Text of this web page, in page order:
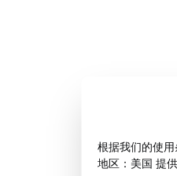
根据我们的使
地区：美国 提